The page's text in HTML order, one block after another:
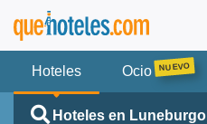
Hoteles Ocio
Hoteles en Luneburgo